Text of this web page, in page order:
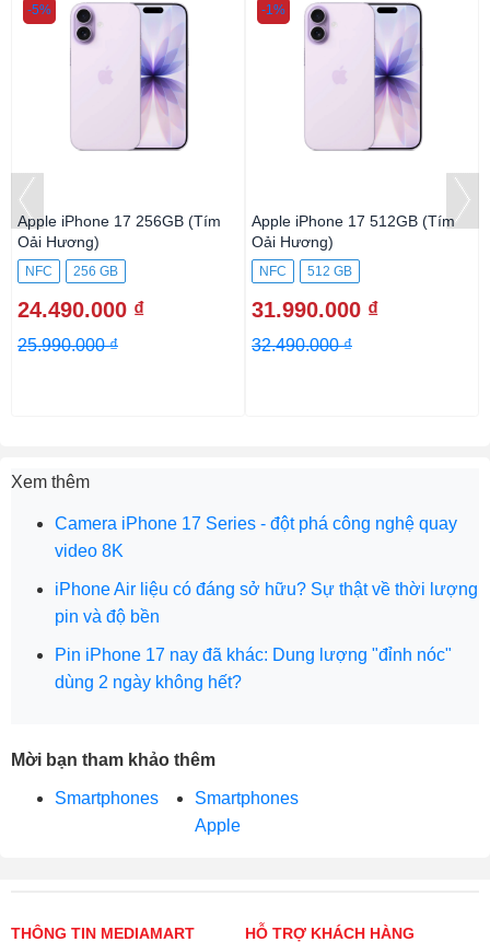
Apple iPhone 17 256GB (Tím
Oải Hương)
NFC 256 GB
24.490.000 ₫
25.990.000 ₫
-5%
Apple iPhone 17 512GB (Tím
Oải Hương)
NFC 512 GB
31.990.000 ₫
32.490.000 ₫
-1%
Xem thêm
Camera iPhone 17 Series - đột phá công nghệ quay
video 8K
iPhone Air liệu có đáng sở hữu? Sự thật về thời lượng
pin và độ bền
Pin iPhone 17 nay đã khác: Dung lượng "đỉnh nóc"
dùng 2 ngày không hết?
Mời bạn tham khảo thêm
Smartphones
Smartphones
Apple
THÔNG TIN MEDIAMART HỖ TRỢ KHÁCH HÀNG